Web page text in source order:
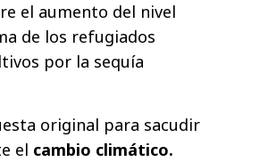
el aumento del nivel
de los refugiados
por la sequía
original para sacudir
el cambio climático.